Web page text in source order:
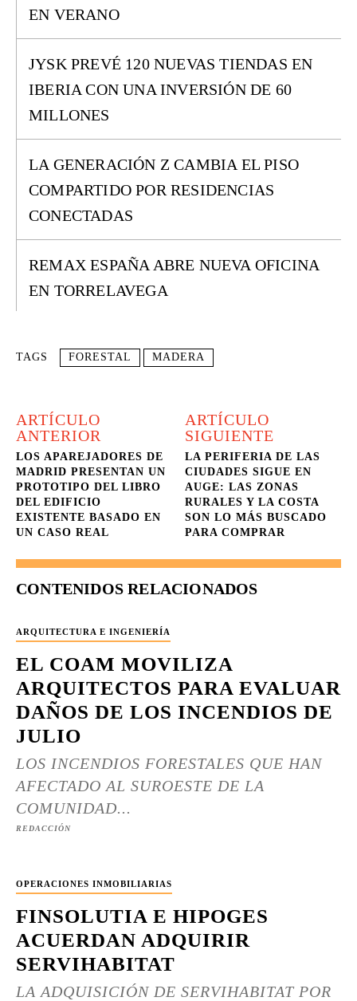
EN VERANO
JYSK PREVÉ 120 NUEVAS TIENDAS EN
IBERIA CON UNA INVERSIÓN DE 60
MILLONES
LA GENERACIÓN Z CAMBIA EL PISO
COMPARTIDO POR RESIDENCIAS
CONECTADAS
REMAX ESPAÑA ABRE NUEVA OFICINA
EN TORRELAVEGA
TAGS FORESTAL MADERA
ARTÍCULO
ANTERIOR
LOS APAREJADORES DE
MADRID PRESENTAN UN
PROTOTIPO DEL LIBRO
DEL EDIFICIO
EXISTENTE BASADO EN
UN CASO REAL
ARTÍCULO
SIGUIENTE
LA PERIFERIA DE LAS
CIUDADES SIGUE EN
AUGE: LAS ZONAS
RURALES Y LA COSTA
SON LO MÁS BUSCADO
PARA COMPRAR
CONTENIDOS RELACIONADOS
ARQUITECTURA E INGENIERÍA
EL COAM MOVILIZA
ARQUITECTOS PARA EVALUAR
DAÑOS DE LOS INCENDIOS DE
JULIO
LOS INCENDIOS FORESTALES QUE HAN
AFECTADO AL SUROESTE DE LA
COMUNIDAD...
REDACCIÓN
OPERACIONES INMOBILIARIAS
FINSOLUTIA E HIPOGES
ACUERDAN ADQUIRIR
SERVIHABITAT
LA ADQUISICIÓN DE SERVIHABITAT POR